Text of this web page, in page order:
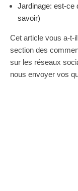
Jardinage: est-ce
savoir)
Cet article vous a-t-
section des
sur les réseaux
nous envoyer vos